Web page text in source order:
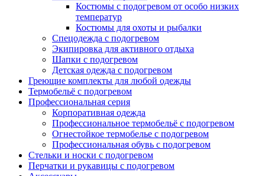
Костюмы с подогревом от особо низких
температур
Костюмы для охоты и рыбалки
Спецодежда с подогревом
Экипировка для активного отдыха
Шапки с подогревом
Детская одежда с подогревом
Греющие комплекты для любой одежды
Термобельё с подогревом
Профессиональная серия
Корпоративная одежда
Профессиональное термобельё с подогревом
Огнестойкое термобелье с подогревом
Профессиональная обувь с подогревом
Стельки и носки с подогревом
Перчатки и рукавицы с подогревом